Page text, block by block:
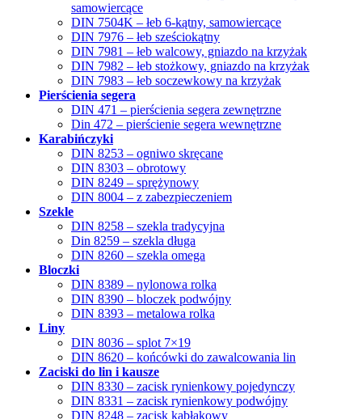
samowiercące
DIN 7504K – łeb 6-kątny, samowiercące
DIN 7976 – łeb sześciokątny
DIN 7981 – łeb walcowy, gniazdo na krzyżak
DIN 7982 – łeb stożkowy, gniazdo na krzyżak
DIN 7983 – łeb soczewkowy na krzyżak
Pierścienia segera
DIN 471 – pierścienia segera zewnętrzne
Din 472 – pierścienie segera wewnętrzne
Karabińczyki
DIN 8253 – ogniwo skręcane
DIN 8303 – obrotowy
DIN 8249 – sprężynowy
DIN 8004 – z zabezpieczeniem
Szekle
DIN 8258 – szekla tradycyjna
Din 8259 – szekla długa
DIN 8260 – szekla omega
Bloczki
DIN 8389 – nylonowa rolka
DIN 8390 – bloczek podwójny
DIN 8393 – metalowa rolka
Liny
DIN 8036 – splot 7×19
DIN 8620 – końcówki do zawalcowania lin
Zaciski do lin i kausze
DIN 8330 – zacisk rynienkowy pojedynczy
DIN 8331 – zacisk rynienkowy podwójny
DIN 8248 – zacisk kabłąkowy